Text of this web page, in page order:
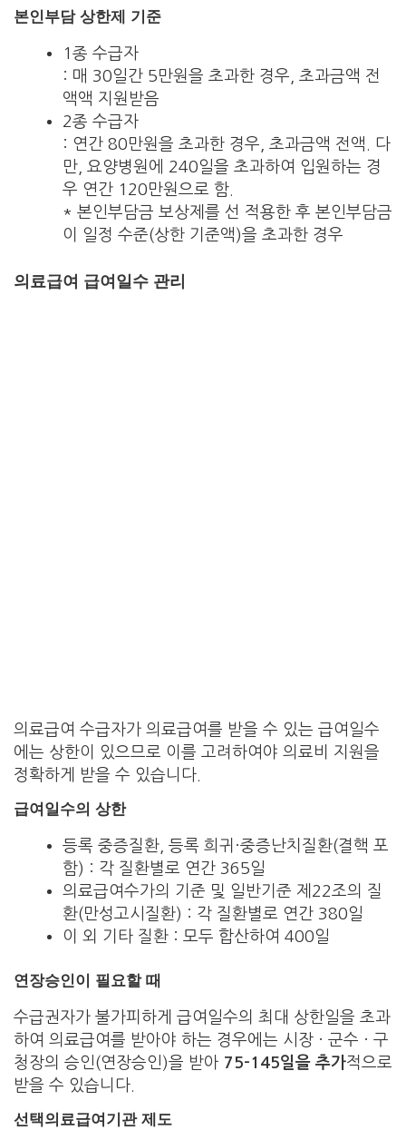
본인부담 상한제 기준
1종 수급자
: 매 30일간 5만원을 초과한 경우, 초과금액 전
액액 지원받음
2종 수급자
: 연간 80만원을 초과한 경우, 초과금액 전액. 다
만, 요양병원에 240일을 초과하여 입원하는 경
우 연간 120만원으로 함.
* 본인부담금 보상제를 선 적용한 후 본인부담금
이 일정 수준(상한 기준액)을 초과한 경우
의료급여 급여일수 관리
의료급여 수급자가 의료급여를 받을 수 있는 급여일수
에는 상한이 있으므로 이를 고려하여야 의료비 지원을
정확하게 받을 수 있습니다.
급여일수의 상한
등록 중증질환, 등록 희귀·중증난치질환(결핵 포
함) : 각 질환별로 연간 365일
의료급여수가의 기준 및 일반기준 제22조의 질
환(만성고시질환) : 각 질환별로 연간 380일
이 외 기타 질환 : 모두 합산하여 400일
연장승인이 필요할 때
수급권자가 불가피하게 급여일수의 최대 상한일을 초과
하여 의료급여를 받아야 하는 경우에는 시장 · 군수 · 구
청장의 승인(연장승인)을 받아 75-145일을 추가적으로
받을 수 있습니다.
선택의료급여기관 제도